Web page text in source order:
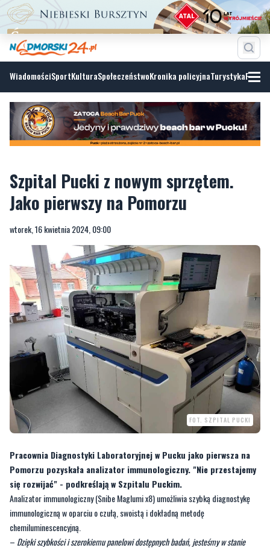
WiadomościSportKulturaSpołeczeństwoKronika policyjnaTurystyka
Szpital Pucki z nowym sprzętem.
wtorek, 16 kwietnia 2024, 09:00
FOT. SZPITAL PUCKI
Pracownia Diagnostyki Laboratoryjnej w Pucku jako pierwsza na
Pomorzu pozyskała analizator immunologiczny. "Nie przestajemy
Analizator immunologiczny (Snibe Maglumi x8) umożliwia szybką diagnostykę
immunologiczną w oparciu o czułą, swoistą i dokładną metodę
chemiluminescencyjną.
–Dzięki szybkości i szerokiemu panelowi dostępnych badań, jesteśmy w stanie
oznaczać jednocześnie 62 specjalistyczne testy diagnostyczne w zakresie
immunochemii (markery nowotworowe, kardiologiczne, hormonalne itp)
zapewnia personel Puckiego Szpitala.